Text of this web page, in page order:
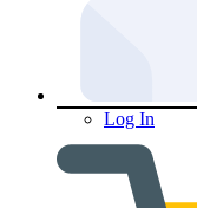
Log In